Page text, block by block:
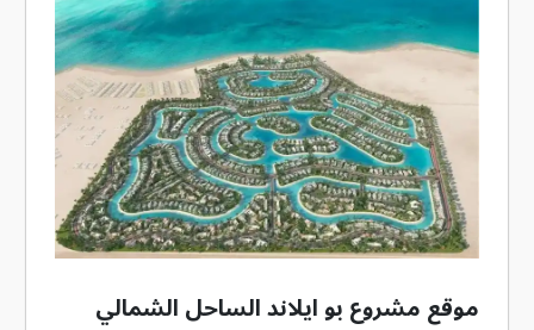
موقع مشروع بو ايلاند الساحل الشمالي